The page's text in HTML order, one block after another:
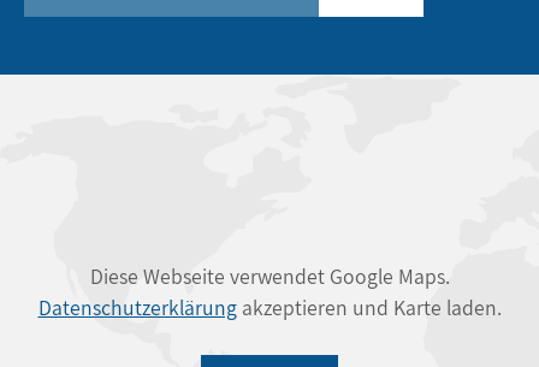
Diese Webseite verwendet Google Maps.
Datenschutzerklärungakzeptieren und Karte laden.